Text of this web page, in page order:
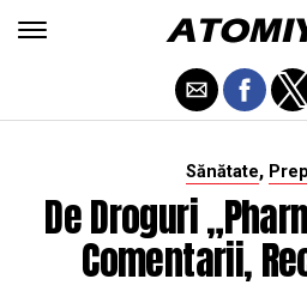
Sănătate,
De Droguri
Comentarii,